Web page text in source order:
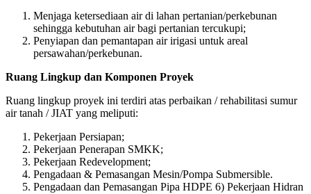
Menjaga ketersediaan air di lahan pertanian/perkebunan
sehingga kebutuhan air bagi pertanian tercukupi;
Penyiapan dan pemantapan air irigasi untuk areal
persawahan/perkebunan.
Ruang Lingkup dan Komponen Proyek
Ruang lingkup proyek ini terdiri atas perbaikan / rehabilitasi sumur
air tanah / JIAT yang meliputi:
Pekerjaan Persiapan;
Pekerjaan Penerapan SMKK;
Pekerjaan Redevelopment;
Pengadaan & Pemasangan Mesin/Pompa Submersible.
Pengadaan dan Pemasangan Pipa HDPE 6) Pekerjaan Hidran